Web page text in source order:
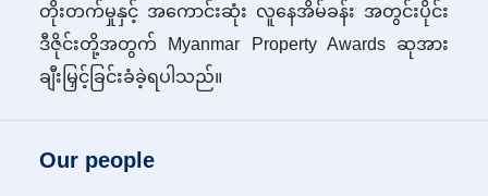
တိုးတက်မှုနှင့် အကောင်းဆုံး လူနေအိမ်ခန်း အတွင်းပိုင်း
ဒီဇိုင်းတို့အတွက် Myanmar Property Awards ဆုအား
ချီးမြှင့်ခြင်းခံခဲ့ရပါသည်။
Our people